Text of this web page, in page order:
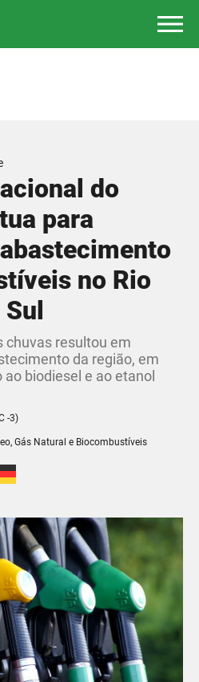
do
para
no Rio
Sul
chuvas resultou em
da região, em
biodiesel e ao etanol
-3)
Gás Natural e Biocombustíveis